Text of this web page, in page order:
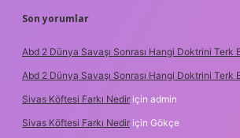
Son yorumlar
Abd 2 Dünya Savaşı Sonrası Hangi Doktrini Terk
Abd 2 Dünya Savaşı Sonrası Hangi Doktrini Terk
Sivas Köftesi Farkı Nedir için admin
Sivas Köftesi Farkı Nedir için Gökçe